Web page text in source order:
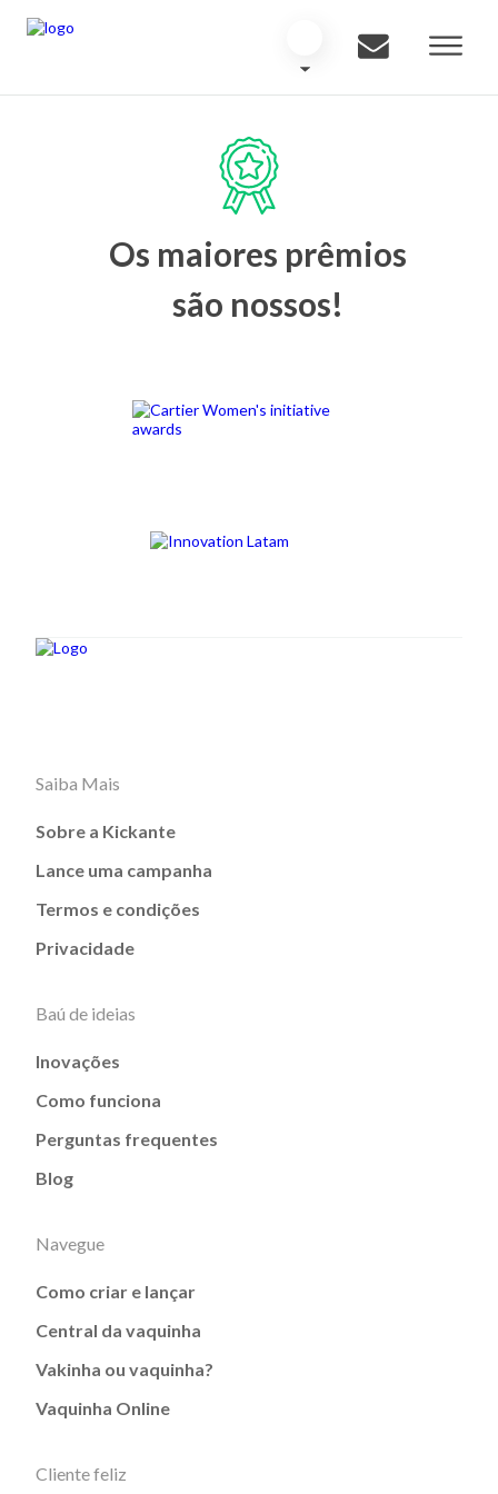
Os maiores prêmios
são nossos!
Saiba Mais
Sobre a Kickante
Lance uma campanha
Termos e condições
Privacidade
Baú de ideias
Inovações
Como funciona
Perguntas frequentes
Blog
Navegue
Como criar e lançar
Central da vaquinha
Vakinha ou vaquinha?
Vaquinha Online
Cliente feliz